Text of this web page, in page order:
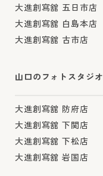
大進創寫舘 五日市店
大進創寫舘 白島本店
大進創寫舘 古市店
山口のフォトスタジオ
大進創寫舘 防府店
大進創寫舘 下関店
大進創寫舘 下松店
大進創寫舘 岩国店